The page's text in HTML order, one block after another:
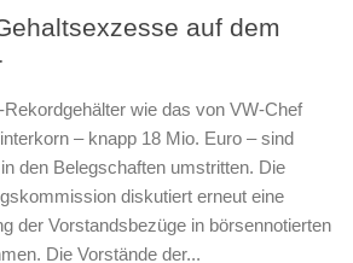
auf dem
Rekordgehälter wie das von VW-Chef
– knapp 18 Mio. Euro – sind
den Belegschaften umstritten. Die
diskutiert erneut eine
der Vorstandsbezüge in börsennotierten
Die Vorstände der...